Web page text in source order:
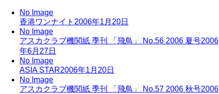
No Image
香港ワンナイト 2006年1月20日
No Image
アスカクラブ機関紙 季刊 「飛鳥」 No.56 2006 夏号2006
年6月27日
No Image
ASIA STAR2006年1月20日
No Image
アスカクラブ機関紙 季刊 「飛鳥」 No.57 2006 秋号2006